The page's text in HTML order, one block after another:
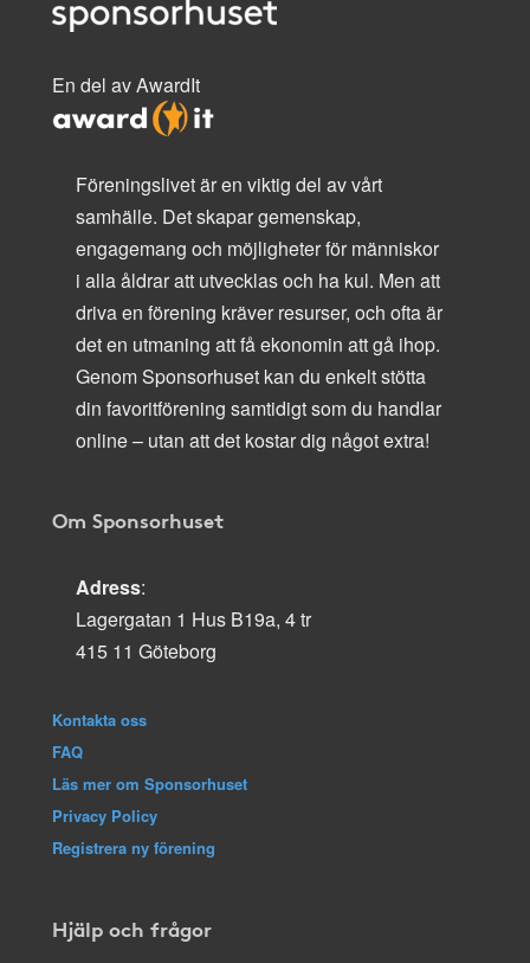
En del av AwardIt
Föreningslivet är en viktig del av vårt
samhälle. Det skapar gemenskap,
engagemang och möjligheter för människor
i alla åldrar att utvecklas och ha kul. Men att
driva en förening kräver resurser, och ofta är
det en utmaning att få ekonomin att gå ihop.
Genom Sponsorhuset kan du enkelt stötta
din favoritförening samtidigt som du handlar
online – utan att det kostar dig något extra!
Om Sponsorhuset
Adress:
Lagergatan 1 Hus B19a, 4 tr
415 11 Göteborg
Kontakta oss
FAQ
Läs mer om Sponsorhuset
Privacy Policy
Registrera ny förening
Hjälp och frågor